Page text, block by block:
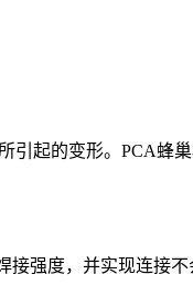
引起的变形。PCA蜂
强度，并实现连接